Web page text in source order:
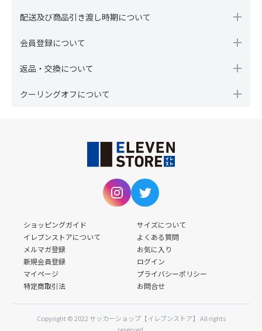
配送及び商品引き渡し時期について
会員登録について
返品・交換について
クーリングオフについて
ショッピングガイド
サイズについて
イレブンストアについて
よくある質問
メルマガ登録
お気に入り
新規会員登録
ログイン
マイページ
プライバシーポリシー
特定商取引法
お問合せ
Copyright © 2022 サッカーショップ【イレブンストア】 All rights